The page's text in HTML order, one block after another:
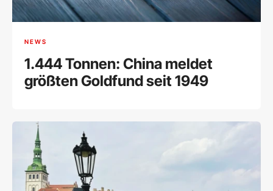
NEWS
1.444 Tonnen: China meldet
größten Goldfund seit 1949